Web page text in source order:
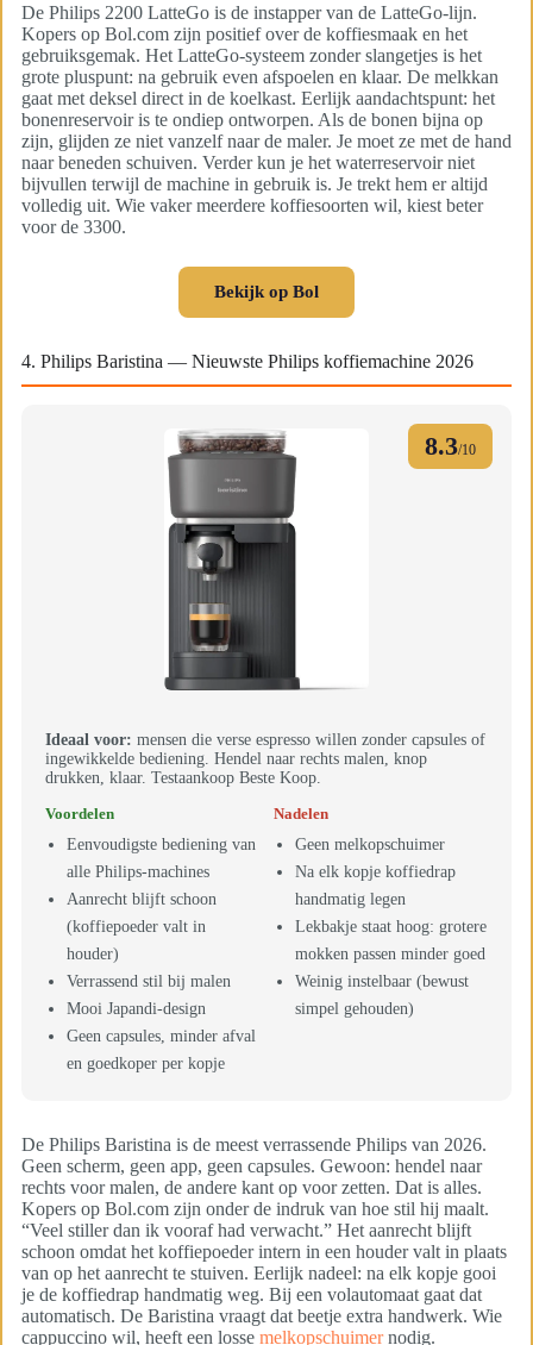
De Philips 2200 LatteGo is de instapper van de LatteGo-lijn.
Kopers op Bol.com zijn positief over de koffiesmaak en het
gebruiksgemak. Het LatteGo-systeem zonder slangetjes is het
grote pluspunt: na gebruik even afspoelen en klaar. De melkkan
gaat met deksel direct in de koelkast. Eerlijk aandachtspunt: het
bonenreservoir is te ondiep ontworpen. Als de bonen bijna op
zijn, glijden ze niet vanzelf naar de maler. Je moet ze met de hand
naar beneden schuiven. Verder kun je het waterreservoir niet
bijvullen terwijl de machine in gebruik is. Je trekt hem er altijd
volledig uit. Wie vaker meerdere koffiesoorten wil, kiest beter
voor de 3300.
Bekijk op Bol
4. Philips Baristina — Nieuwste Philips koffiemachine 2026
8.3/10
Ideaal voor: mensen die verse espresso willen zonder capsules of
ingewikkelde bediening. Hendel naar rechts malen, knop
drukken, klaar. Testaankoop Beste Koop.
Voordelen
Eenvoudigste bediening van
alle Philips-machines
Aanrecht blijft schoon
(koffiepoeder valt in
houder)
Verrassend stil bij malen
Mooi Japandi-design
Geen capsules, minder afval
en goedkoper per kopje
Nadelen
Geen melkopschuimer
Na elk kopje koffiedrap
handmatig legen
Lekbakje staat hoog: grotere
mokken passen minder goed
Weinig instelbaar (bewust
simpel gehouden)
De Philips Baristina is de meest verrassende Philips van 2026.
Geen scherm, geen app, geen capsules. Gewoon: hendel naar
rechts voor malen, de andere kant op voor zetten. Dat is alles.
Kopers op Bol.com zijn onder de indruk van hoe stil hij maalt.
“Veel stiller dan ik vooraf had verwacht.” Het aanrecht blijft
schoon omdat het koffiepoeder intern in een houder valt in plaats
van op het aanrecht te stuiven. Eerlijk nadeel: na elk kopje gooi
je de koffiedrap handmatig weg. Bij een volautomaat gaat dat
automatisch. De Baristina vraagt dat beetje extra handwerk. Wie
cappuccino wil, heeft een losse melkopschuimernodig.